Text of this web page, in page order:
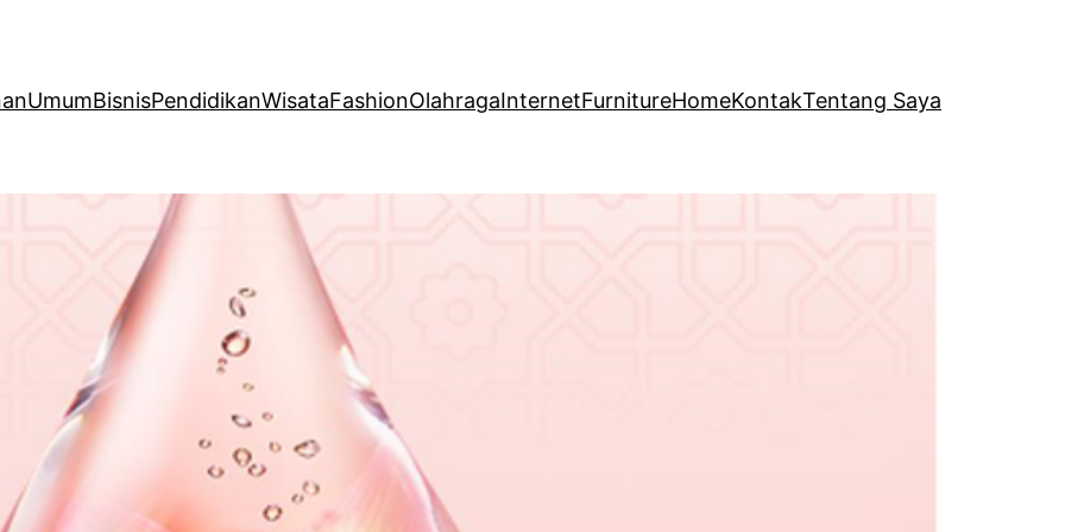
UmumBisnisPendidikanWisataFashionOlahragaInternetFurnitureHomeKontakTentang Saya